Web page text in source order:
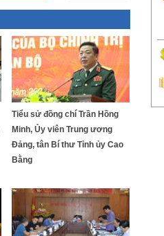
Tiểu sử đồng chí Trần Hồng
Minh, Ủy viên Trung ương
Đảng, tân Bí thư Tỉnh ủy Cao
Bằng